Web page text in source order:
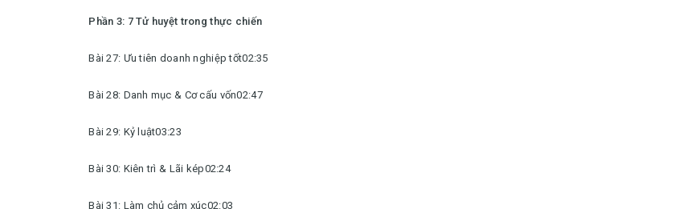
Phần 3: 7 Tử huyệt trong thực chiến
Bài 27: Ưu tiên doanh nghiệp tốt02:35
Bài 28: Danh mục & Cơ cấu vốn02:47
Bài 29: Kỷ luật03:23
Bài 30: Kiên trì & Lãi kép02:24
Bài 31: Làm chủ cảm xúc02:03